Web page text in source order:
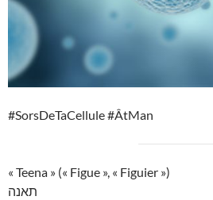
#SorsDeTaCellule #ÂtMan
« Teena » (« Figue », « Figuier »)
תאנה